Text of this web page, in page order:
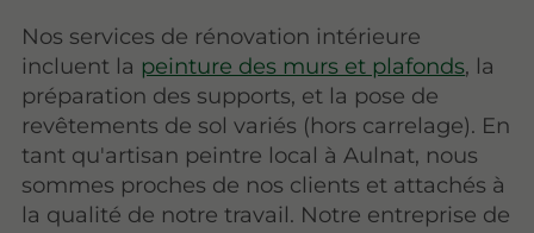
Nos services de rénovation intérieure
incluent la peinture des murs et plafonds, la
préparation des supports, et la pose de
revêtements de sol variés (hors carrelage). En
tant qu'artisan peintre local à Aulnat, nous
sommes proches de nos clients et attachés à
la qualité de notre travail. Notre entreprise de